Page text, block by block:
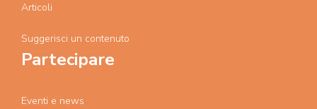
Articoli
Suggerisci un contenuto
Partecipare
Eventi e news